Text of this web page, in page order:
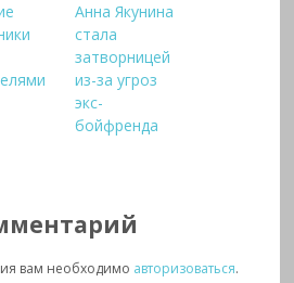
Анна Якунина
стала
затворницей
из-за угроз
экс-
бойфренда
вам необходимо авторизоваться.